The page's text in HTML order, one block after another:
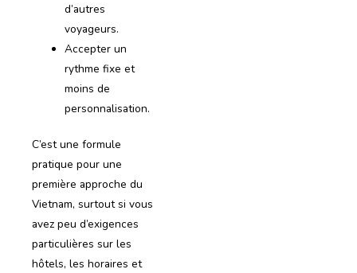
d’autres
voyageurs.
Accepter un
rythme fixe et
moins de
personnalisation.
C’est une formule
pratique pour une
première approche du
Vietnam, surtout si vous
avez peu d’exigences
particulières sur les
hôtels, les horaires et